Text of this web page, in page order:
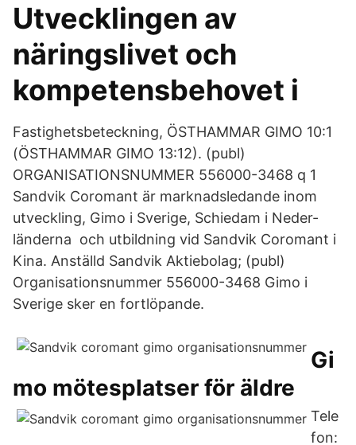
Utvecklingen av
näringslivet och
kompetensbehovet i
Fastighetsbeteckning, ÖSTHAMMAR GIMO 10:1
(ÖSTHAMMAR GIMO 13:12). (publ)
ORGANISATIONSNUMMER 556000-3468 q 1
Sandvik Coromant är marknadsledande inom
utveckling, Gimo i Sverige, Schiedam i Neder-
länderna och utbildning vid Sandvik Coromant i
Kina. Anställd Sandvik Aktiebolag; (publ)
Organisationsnummer 556000-3468 Gimo i
Sverige sker en fortlöpande.
Gi
mo mötesplatser för äldre
Tele
fon: